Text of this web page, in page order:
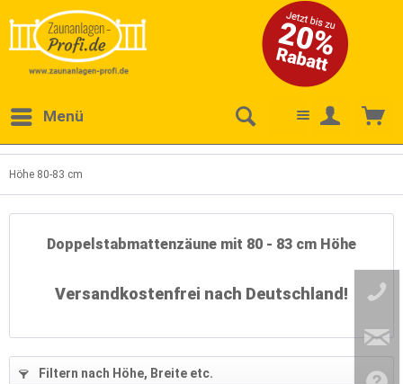
Menü
Höhe 80-83 cm
Doppelstabmattenzäune mit 80 - 83 cm Höhe
Versandkostenfrei nach Deutschland!
Filtern nach Höhe, Breite etc.
(588)